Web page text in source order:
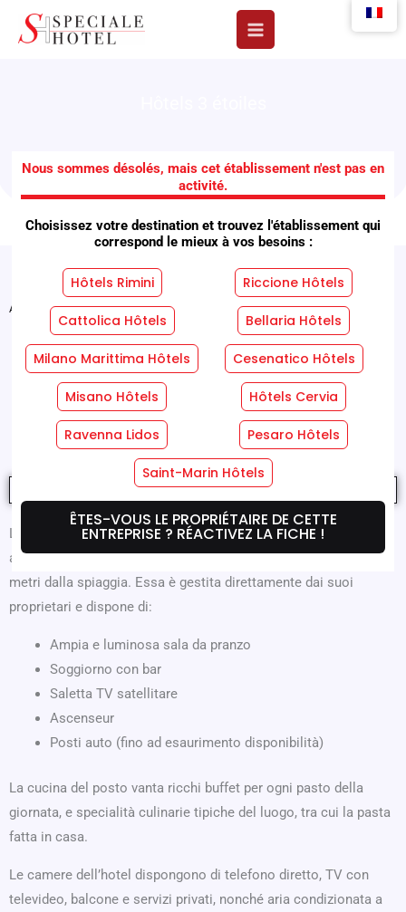
Nous sommes désolés, mais cet établissement n'est pas en
activité.
Choisissez votre destination et trouvez l'établissement qui
correspond le mieux à vos besoins :
Hôtels Rimini Riccione Hôtels
Cattolica Hôtels Bellaria Hôtels
Milano Marittima Hôtels Cesenatico Hôtels
Misano Hôtels Hôtels Cervia
Ravenna Lidos Pesaro Hôtels
Saint-Marin Hôtels
ÊTES-VOUS LE PROPRIÉTAIRE DE CETTE
ENTREPRISE ? RÉACTIVEZ LA FICHE !
Hôtels Windsor
Accueil "Installations"Hôtels Windsor
Services Hôteliers Services En Chambre
Où Nous Sommes Offres
L’Hotel Windsor di Miramare è una struttura luminosa e
accogliente, situata in una zona tranquilla a poco più di 100
metri dalla spiaggia. Essa è gestita direttamente dai suoi
proprietari e dispone di:
Ampia e luminosa sala da pranzo
Soggiorno con bar
Saletta TV satellitare
Ascenseur
Posti auto (fino ad esaurimento disponibilità)
La cucina del posto vanta ricchi buffet per ogni pasto della
giornata, e specialità culinarie tipiche del luogo, tra cui la pasta
fatta in casa.
Le camere dell’hotel dispongono di telefono diretto, TV con
televideo, balcone e servizi privati, nonché aria condizionata a